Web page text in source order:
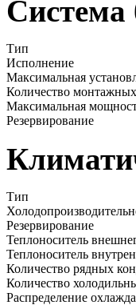
Система
Тип
Исполнение
Максимальная
Количество
Максимальная
Резервирование
Тип
Резервирование
Теплоноситель
Теплоноситель
Количество рядных
Количество
Распределение